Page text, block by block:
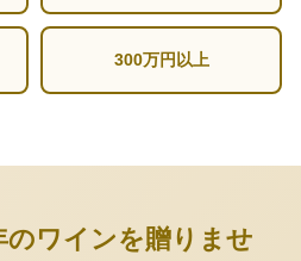
300万円以上
ワインを贈りませ